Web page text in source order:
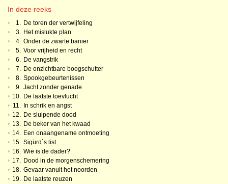
In deze reeks
• 1. De toren der vertwijfeling
•
3. Het mislukte plan
•
4. Onder de zwarte banier
•
5. Voor vrijheid en recht
•
6. De vangstrik
•
7. De onzichtbare boogschutter
•
8. Spookgebeurtenissen
•
9. Jacht zonder genade
• 10. De laatste toevlucht
• 11. In schrik en angst
• 12. De sluipende dood
• 13. De beker van het kwaad
• 14. Een onaangename ontmoeting
• 15. Sigürd`s list
• 16. Wie is de dader?
• 17. Dood in de morgenschemering
• 18. Gevaar vanuit het noorden
• 19. De laatste reuzen